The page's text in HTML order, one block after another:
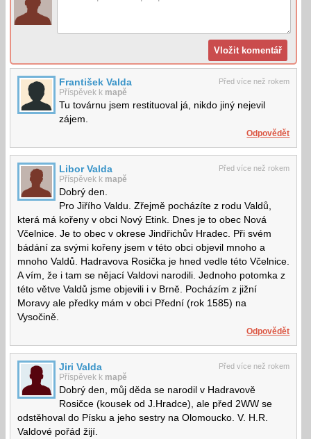
Před více než rokem
František Valda
Příspěvek k mapě
Tu továrnu jsem restituoval já, nikdo jiný nejevil
zájem.
Odpovědět
Před více než rokem
Libor Valda
Příspěvek k mapě
Dobrý den.
Pro Jiřího Valdu. Zřejmě pocházíte z rodu Valdů,
která má kořeny v obci Nový Etink. Dnes je to obec Nová
Včelnice. Je to obec v okrese Jindřichův Hradec. Při svém
bádání za svými kořeny jsem v této obci objevil mnoho a
mnoho Valdů. Hadravova Rosička je hned vedle této Včelnice.
A vím, že i tam se nějací Valdovi narodili. Jednoho potomka z
této větve Valdů jsme objevili i v Brně. Pocházím z jižní
Moravy ale předky mám v obci Přední (rok 1585) na
Vysočině.
Odpovědět
Před více než rokem
Jiri Valda
Příspěvek k mapě
Dobrý den, můj děda se narodil v Hadravově
Rosičce (kousek od J.Hradce), ale před 2WW se
odstěhoval do Písku a jeho sestry na Olomoucko. V. H.R.
Valdové pořád žijí.